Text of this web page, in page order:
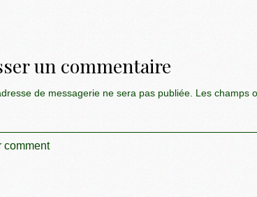
un commentaire
de messagerie ne sera pas publiée. Les champs